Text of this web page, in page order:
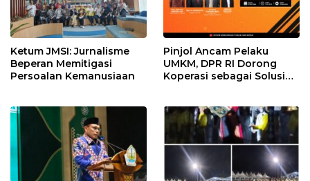
Ketum JMSI: Jurnalisme
Beperan Memitigasi
Persoalan Kemanusiaan
Pinjol Ancam Pelaku
UMKM, DPR RI Dorong
Koperasi sebagai Solusi